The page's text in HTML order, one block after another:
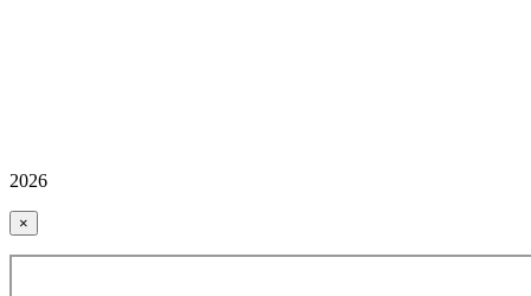
2026
×